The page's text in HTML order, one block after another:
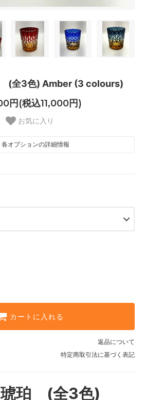
全3色) Amber (3 colours)
円(税込11,000円)
お気に入り
各オプションの詳細情報
カートに入れる
返品について
特定商取引法に基づく表記
珀 (全3色)